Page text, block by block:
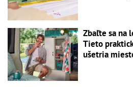
Zbaľte sa na
Tieto
ušetria